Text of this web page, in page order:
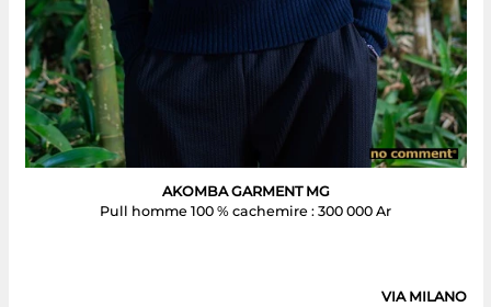
AKOMBA GARMENT MG
Pull homme 100 % cachemire : 300 000 Ar
VIA MILANO